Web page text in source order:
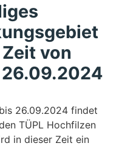
von
26.09.2024 findet
TÜPL Hochfilzen
in dieser Zeit ein